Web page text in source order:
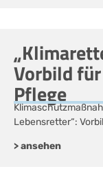
Vorbild
Pflege
Lebensretter“:
> ansehen